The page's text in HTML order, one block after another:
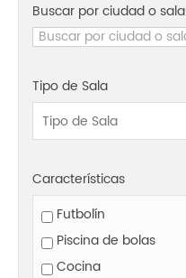
Buscar por ciudad o sala
Tipo de Sala
Características
Futbolín
Piscina de bolas
Cocina